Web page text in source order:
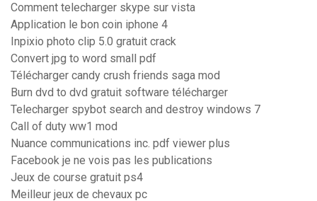
Comment telecharger skype sur vista
Application le bon coin iphone 4
Inpixio photo clip 5.0 gratuit crack
Convert jpg to word small pdf
Télécharger candy crush friends saga mod
Burn dvd to dvd gratuit software télécharger
Telecharger spybot search and destroy windows 7
Call of duty ww1 mod
Nuance communications inc. pdf viewer plus
Facebook je ne vois pas les publications
Jeux de course gratuit ps4
Meilleur jeux de chevaux pc